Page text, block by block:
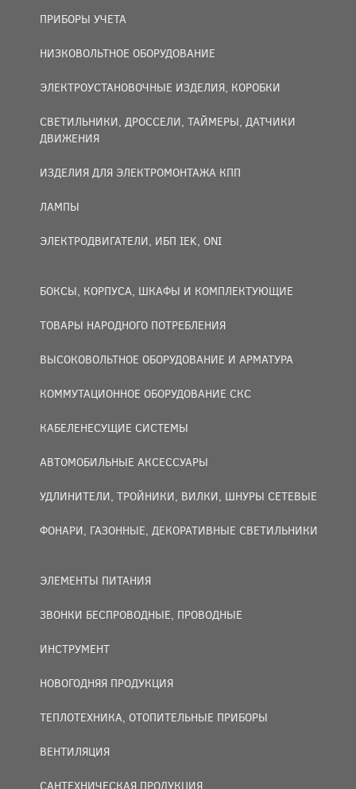
ПРИБОРЫ УЧЕТА
НИЗКОВОЛЬТНОЕ ОБОРУДОВАНИЕ
ЭЛЕКТРОУСТАНОВОЧНЫЕ ИЗДЕЛИЯ, КОРОБКИ
СВЕТИЛЬНИКИ, ДРОССЕЛИ, ТАЙМЕРЫ, ДАТЧИКИ
ДВИЖЕНИЯ
ИЗДЕЛИЯ ДЛЯ ЭЛЕКТРОМОНТАЖА КПП
ЛАМПЫ
ЭЛЕКТРОДВИГАТЕЛИ, ИБП IEK, ONI
БОКСЫ, КОРПУСА, ШКАФЫ И КОМПЛЕКТУЮЩИЕ
ТОВАРЫ НАРОДНОГО ПОТРЕБЛЕНИЯ
ВЫСОКОВОЛЬТНОЕ ОБОРУДОВАНИЕ И АРМАТУРА
КОММУТАЦИОННОЕ ОБОРУДОВАНИЕ СКС
КАБЕЛЕНЕСУЩИЕ СИСТЕМЫ
АВТОМОБИЛЬНЫЕ АКСЕССУАРЫ
УДЛИНИТЕЛИ, ТРОЙНИКИ, ВИЛКИ, ШНУРЫ СЕТЕВЫЕ
ФОНАРИ, ГАЗОННЫЕ, ДЕКОРАТИВНЫЕ СВЕТИЛЬНИКИ
ЭЛЕМЕНТЫ ПИТАНИЯ
ЗВОНКИ БЕСПРОВОДНЫЕ, ПРОВОДНЫЕ
ИНСТРУМЕНТ
НОВОГОДНЯЯ ПРОДУКЦИЯ
ТЕПЛОТЕХНИКА, ОТОПИТЕЛЬНЫЕ ПРИБОРЫ
ВЕНТИЛЯЦИЯ
САНТЕХНИЧЕСКАЯ ПРОДУКЦИЯ